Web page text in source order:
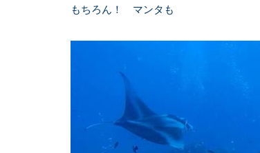
もちろん！ マンタも